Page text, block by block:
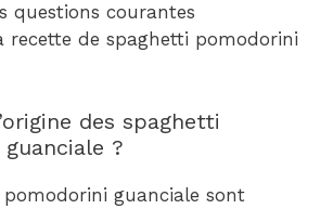
questions courantes
recette de spaghetti pomodorini
des spaghetti
?
pomodorini guanciale sont